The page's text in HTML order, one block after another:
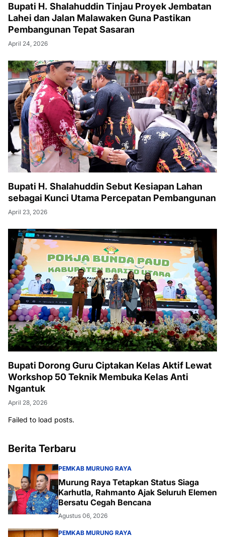
Bupati H. Shalahuddin Tinjau Proyek Jembatan
Lahei dan Jalan Malawaken Guna Pastikan
Pembangunan Tepat Sasaran
April 24, 2026
Bupati H. Shalahuddin Sebut Kesiapan Lahan
sebagai Kunci Utama Percepatan Pembangunan
April 23, 2026
Bupati Dorong Guru Ciptakan Kelas Aktif Lewat
Workshop 50 Teknik Membuka Kelas Anti
Ngantuk
April 28, 2026
Failed to load posts.
Berita Terbaru
PEMKAB MURUNG RAYA
Murung Raya Tetapkan Status Siaga
Karhutla, Rahmanto Ajak Seluruh Elemen
Bersatu Cegah Bencana
Agustus 06, 2026
PEMKAB MURUNG RAYA